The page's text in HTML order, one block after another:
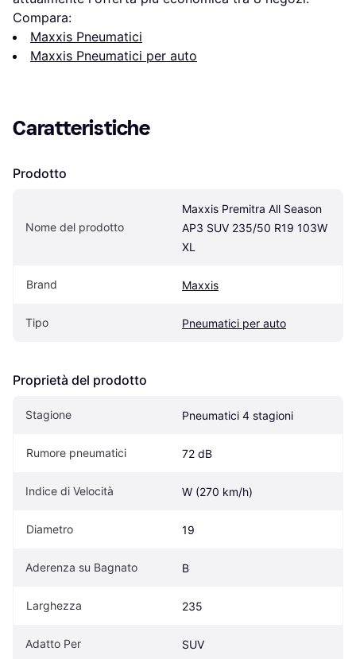
Compara:
Maxxis Pneumatici
Maxxis Pneumatici per auto
Caratteristiche
Prodotto
Nome del prodotto
Maxxis Premitra All Season
AP3 SUV 235/50 R19 103W
XL
Brand Maxxis
Tipo Pneumatici per auto
Proprietà del prodotto
Stagione Pneumatici 4 stagioni
Rumore pneumatici 72 dB
Indice di Velocità W (270 km/h)
Diametro 19
Aderenza su Bagnato B
Larghezza 235
Adatto Per SUV